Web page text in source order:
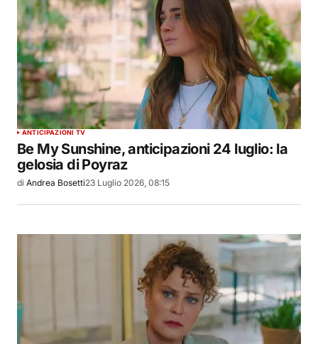
ANTICIPAZIONI TV
Be My Sunshine, anticipazioni 24 luglio: la
gelosia di Poyraz
di Andrea Bosetti23 Luglio 2026, 08:15